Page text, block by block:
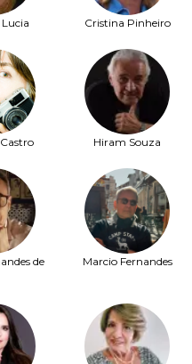
Cristina Pinheiro
Hiram Souza
de
Marcio Fernandes